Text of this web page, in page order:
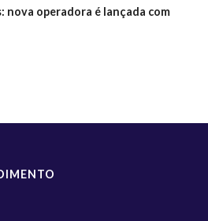
nova operadora é lançada com